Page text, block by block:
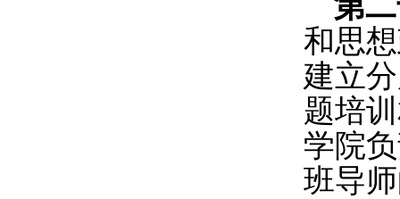
和思
建立
题培
学院
班导